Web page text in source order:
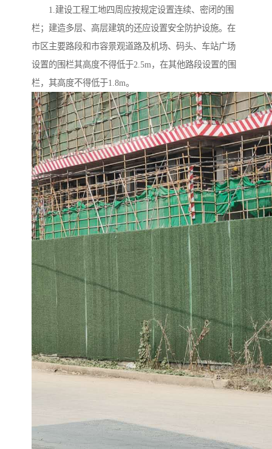
1.建设工程工地四周应按规定设置连续、密闭的围
栏；建造多层、高层建筑的还应设置安全防护设施。在
市区主要路段和市容景观道路及机场、码头、车站广场
设置的围栏其高度不得低于2.5m，在其他路段设置的围
栏，其高度不得低于1.8m。